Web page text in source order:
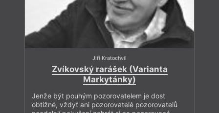
Jiří Kratochvil
Zvíkovský rarášek (Varianta
Markytánky)
Jenže být pouhým pozorovatelem je dost
obtížné, vždyť ani pozorovatelé pozorovatelů